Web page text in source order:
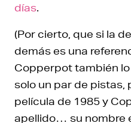
días.
(Por cierto, que si la
demás es una
Copperpot también
solo un par de pistas,
película de 1985 y
apellido… su nombre